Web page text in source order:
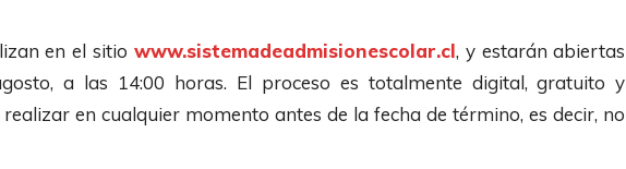
en el sitio www.sistemadeadmisionescolar.cl, y estarán abiertas
a las 14:00 horas. El proceso es totalmente digital, gratuito y
en cualquier momento antes de la fecha de término, es decir, no